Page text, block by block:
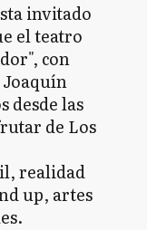
invitado
el teatro
con
Joaquín
desde las
de Los
realidad
up, artes